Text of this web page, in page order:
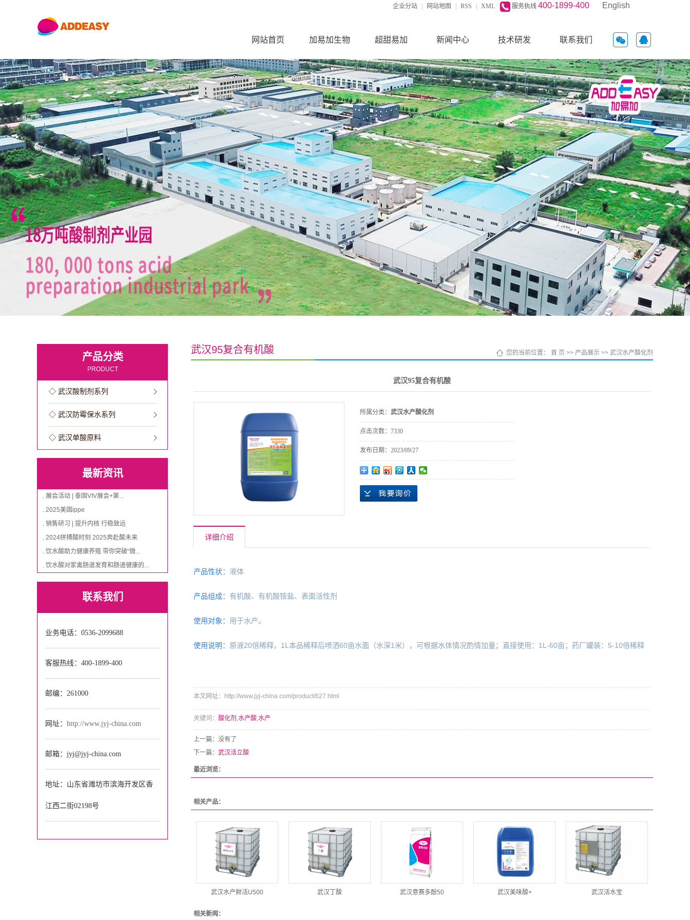
企业分站 网站地图 RSS XML 服务执线 400-1899-400 English
网站首页 加易加生物 超甜易加 新闻中心 技术研发 联系我们
产品分类
PRODUCT
◇ 武汉酸制剂系列
◇ 武汉防霉保水系列
◇ 武汉单酸原料
最新资讯
. 展会活动 | 泰国VIV展会+第...
. 2025美国ippe
. 销售研习 | 提升内核 行稳致远
. 2024拼搏酸时刻 2025奔赴酸未来
. 饮水酸助力健康养殖 带你突破“微...
. 饮水酸对家禽肠道发育和肠道健康的...
联系我们
业务电话：0536-2099688
客服热线： 400-1899-400
邮编：261000
网址： http://www.jyj-china.com
邮箱：jyj@jyj-china.com
地址：山东省潍坊市滨海开发区香
江西二街02198号
武汉95复合有机酸 您的当前位置： 首 页 >> 产品展示 >> 武汉水产酸化剂
武汉95复合有机酸
所属分类： 武汉水产酸化剂
点击次数： 7330
发布日期： 2023/09/27
详细介绍
产品性状： 液体
产品组成： 有机酸、有机酸铵盐、表面活性剂
使用对象： 用于水产。
使用说明： 原液20倍稀释，1L本品稀释后喷洒60亩水面（水深1米），可根据水体情况酌情加量；直接使用：1L-60亩；药厂罐装：5-10倍稀释
本文网址：http://www.jyj-china.com/product/627.html
关键词： 酸化剂 ,水产酸,水产
上一篇：没有了
下一篇： 武汉活立酸
最近浏览：
相关产品：
武汉水产鲜活U500 武汉丁酸 武汉意赛多酚50 武汉美味酸+ 武汉活水宝
相关新闻：